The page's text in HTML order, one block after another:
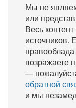
Мы не
или
Весь
источников.
возражаете
—
обратной
и мы